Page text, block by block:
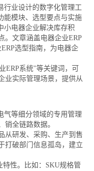
行业设计的数字化管理工
能模块、选型要点与实施
小电器企业解决库存积
。文章涵盖电器企业ERP
选型指南，为电器企
ERP系统"等关键词，可
业实际管理场景，提供从
气等细分领域的专用管理
销全链路数据。
从研发、采购、生产到售
打破部门信息孤岛，建立
特性。比如：SKU规格管